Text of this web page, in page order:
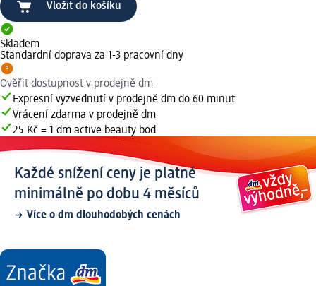
Vložit do košíku
Skladem
Standardní doprava za 1-3 pracovní dny
Ověřit dostupnost v prodejně dm
Expresní vyzvednutí v prodejně dm do 60 minut
Vrácení zdarma v prodejně dm
25 Kč = 1 dm active beauty bod
Každé snížení ceny je platné
minimálně po dobu 4 měsíců
Více o dm dlouhodobých cenách